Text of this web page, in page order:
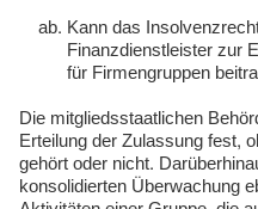
Kann das
Finanzdienstleister zur
für Firmengruppen
Die mitgliedsstaatlichen
Erteilung der Zulassung fest,
gehört oder nicht.
konsolidierten Überwachung